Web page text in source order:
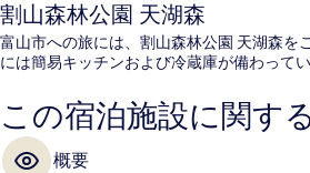
割山森林公園 天湖森
富山市への旅には、割山森林公園 天湖森を
には簡易キッチンおよび冷蔵庫が備わってい
この宿泊施設に関す
概要